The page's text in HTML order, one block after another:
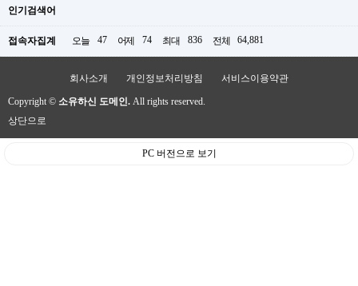
인기검색어
접속자집계 오늘 47 어제 74 최대 836 전체 64,881
회사소개 개인정보처리방침 서비스이용약관
Copyright © 소유하신 도메인. All rights reserved.
상단으로
PC 버전으로 보기